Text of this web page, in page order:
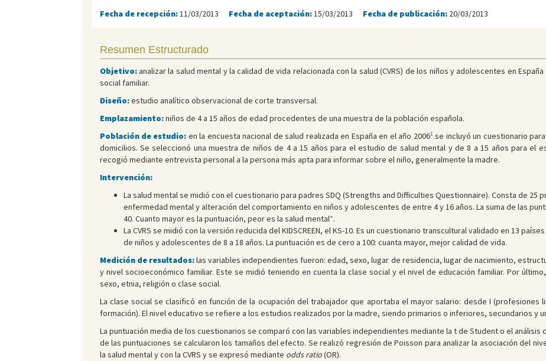
Fecha de recepción:11/03/2013 Fecha de aceptación:15/03/2013 Fecha de publicación: 20/03/2013
Resumen Estructurado
Objetivo:analizar la salud mental y la calidad de vida relacionada con la salud (CVRS) de los niños y adolescentes en
social familiar.
Diseño:estudio analítico observacional de corte transversal.
Emplazamiento:niños de 4 a 15 años de edad procedentes de una muestra de la población española.
Población de estudio: en la encuesta nacional de salud realizada en España en el año 20061se incluyó un cuestionario
domicilios. Se seleccionó una muestra de niños de 4 a 15 años para el estudio de salud mental y de 8 a 15 años para el
recogió mediante entrevista personal a la persona más apta para informar sobre el niño, generalmente la madre.
Intervención:
La salud mental se midió con el cuestionario para padres SDQ (Strengths and Difficulties Questionnaire). Consta de
enfermedad mental y alteración del comportamiento en niños y adolescentes de entre 4 y 16 años. La suma de las
40. Cuanto mayor es la puntuación, peor es la salud mental*.
La CVRS se midió con la versión reducida del KIDSCREEN, el KS-10. Es un cuestionario transcultural validado en 13
de niños y adolescentes de 8 a 18 años. La puntuación es de cero a 100: cuanta mayor, mejor calidad de vida.
Medición de resultados:las variables independientes fueron: edad, sexo, lugar de residencia, lugar de nacimiento,
y nivel socioeconómico familiar. Este se midió teniendo en cuenta la clase social y el nivel de educación familiar. Por
sexo, etnia, religión o clase social.
La clase social se clasificó en función de la ocupación del trabajador que aportaba el mayor salario: desde I (profesiones
formación). El nivel educativo se refiere a los estudios realizados por la madre, siendo primarios o inferiores, secundarios y
La puntuación media de los cuestionarios se comparó con las variables independientes mediante la t de Student o el análisis
de las puntuaciones se calcularon los tamaños del efecto. Se realizó regresión de Poisson para analizar la asociación del
la salud mental y con la CVRS y se expresó mediante odds ratio(OR).